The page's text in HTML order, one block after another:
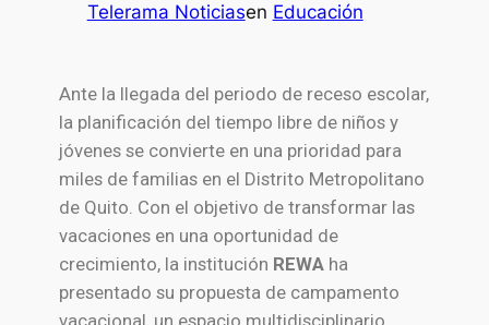
Telerama Noticiasen Educación
Ante la llegada del periodo de receso escolar,
la planificación del tiempo libre de niños y
jóvenes se convierte en una prioridad para
miles de familias en el Distrito Metropolitano
de Quito. Con el objetivo de transformar las
vacaciones en una oportunidad de
crecimiento, la institución REWAha
presentado su propuesta de campamento